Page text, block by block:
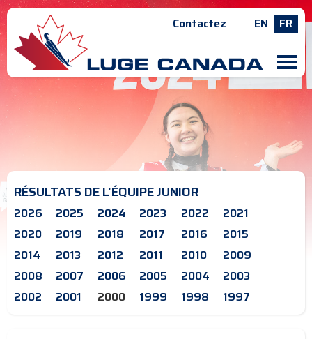
Contactez EN FR
M
RÉSULTATS DE L'ÉQUIPE JUNIOR
2026 2025 2024 2023 2022
2021
2020
2019 2018 2017 2016
2015
2014
2013 2012 2011 2010
2009
2008
2007 2006 2005 2004
2003
2002
2001 2000 1999 1998 1997